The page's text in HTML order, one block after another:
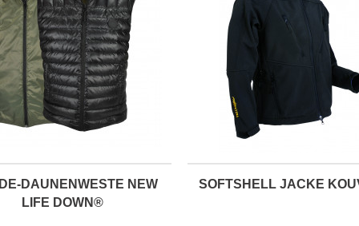
DAUNENWESTE NEW
LIFE DOWN®
SOFTSHELL JACKE